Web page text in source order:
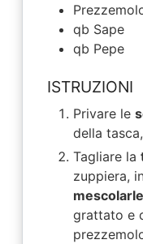
qb Sape
qb Pepe
ISTRUZIONI
Privare le
della
Tagliare la
zuppiera,
mescolarle
grattato e